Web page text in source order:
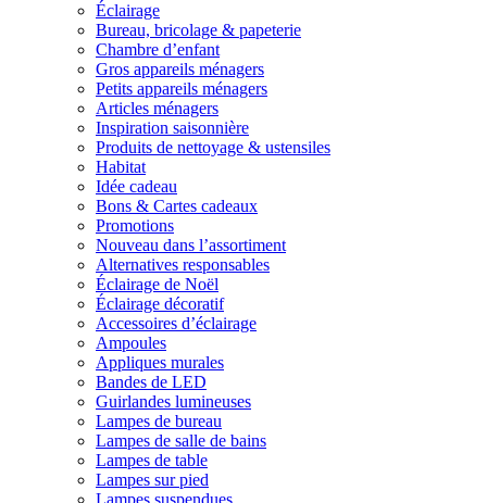
Éclairage
Bureau, bricolage & papeterie
Chambre d’enfant
Gros appareils ménagers
Petits appareils ménagers
Articles ménagers
Inspiration saisonnière
Produits de nettoyage & ustensiles
Habitat
Idée cadeau
Bons & Cartes cadeaux
Promotions
Nouveau dans l’assortiment
Alternatives responsables
Éclairage de Noël
Éclairage décoratif
Accessoires d’éclairage
Ampoules
Appliques murales
Bandes de LED
Guirlandes lumineuses
Lampes de bureau
Lampes de salle de bains
Lampes de table
Lampes sur pied
Lampes suspendues